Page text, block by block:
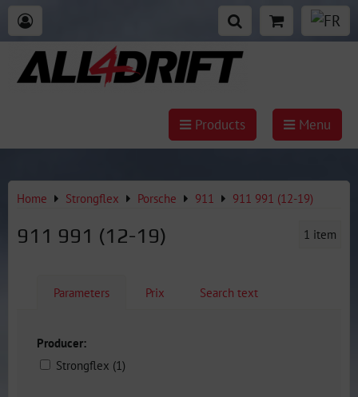
Products Menu
Home Strongflex Porsche 911 911 991 (12-19)
911 991 (12-19) 1 item
Parameters Prix Search text
Producer:
Strongflex (1)